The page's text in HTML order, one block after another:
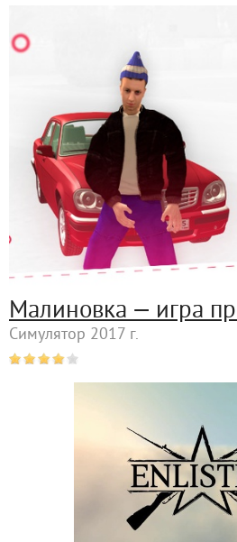
Малиновка — игра
Симулятор 2017 г.